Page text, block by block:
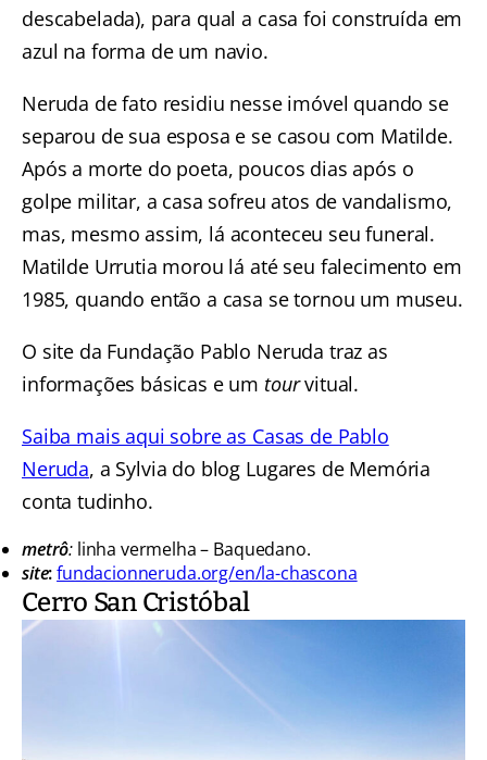
descabelada), para qual a casa foi construída em
azul na forma de um navio.
Neruda de fato residiu nesse imóvel quando se
separou de sua esposa e se casou com Matilde.
Após a morte do poeta, poucos dias após o
golpe militar, a casa sofreu atos de vandalismo,
mas, mesmo assim, lá aconteceu seu funeral.
Matilde Urrutia morou lá até seu falecimento em
1985, quando então a casa se tornou um museu.
O site da Fundação Pablo Neruda traz as
informações básicas e um tourvitual.
Saiba mais aqui sobre as Casas de Pablo
Neruda, a Sylvia do blog Lugares de Memória
conta tudinho.
metrô: linha vermelha – Baquedano.
site:fundacionneruda.org/en/la-chascona
Cerro San Cristóbal